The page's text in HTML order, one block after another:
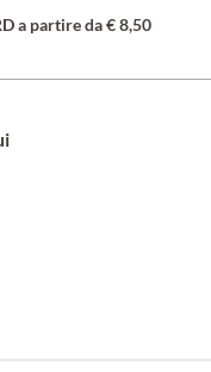
a partire da € 8,50